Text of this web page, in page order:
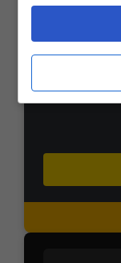
Iscrivendoti a